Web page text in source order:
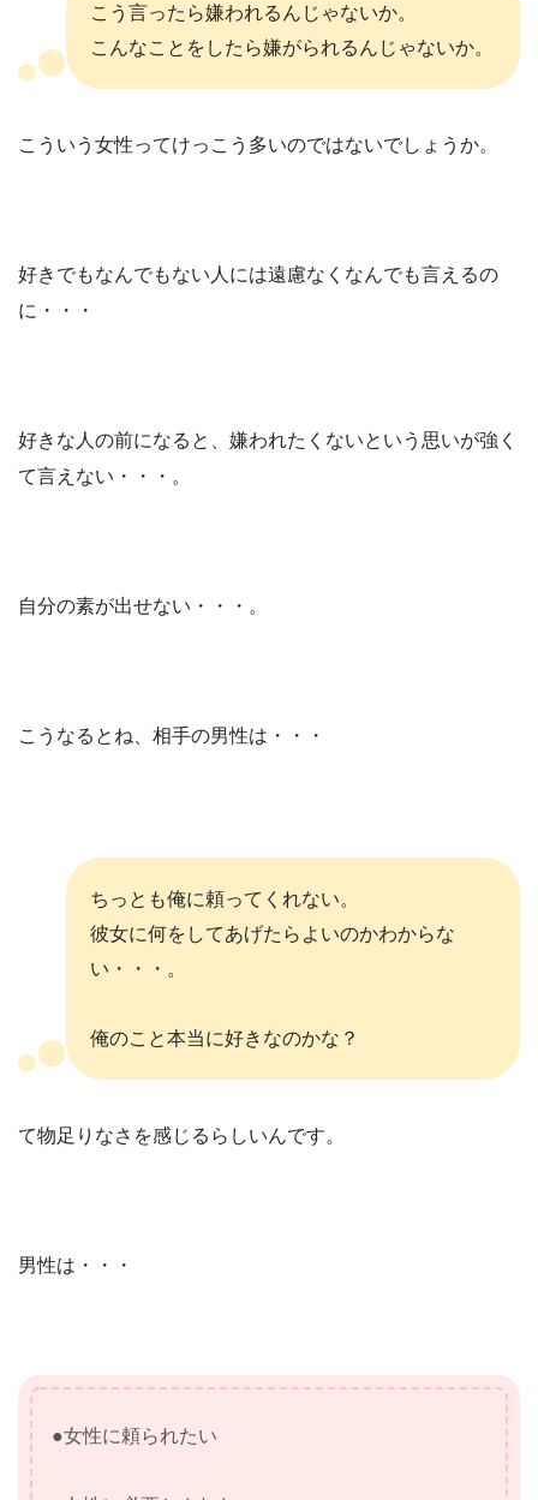
こう言ったら嫌われるんじゃないか。
こんなことをしたら嫌がられるんじゃないか。
こういう女性ってけっこう多いのではないでしょうか。
好きでもなんでもない人には遠慮なくなんでも言えるの
に・・・
好きな人の前になると、嫌われたくないという思いが強く
て言えない・・・。
自分の素が出せない・・・。
こうなるとね、相手の男性は・・・
ちっとも俺に頼ってくれない。
彼女に何をしてあげたらよいのかわからな
い・・・。
俺のこと本当に好きなのかな？
て物足りなさを感じるらしいんです。
男性は・・・
●女性に頼られたい